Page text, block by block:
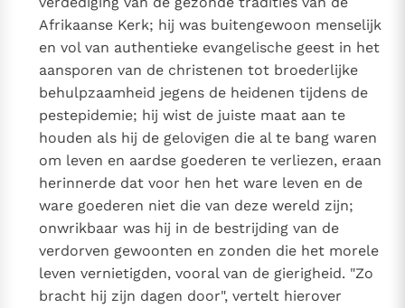
Afrikaanse Kerk; hij was buitengewoon menselijk
en vol van authentieke evangelische geest in het
aansporen van de christenen tot broederlijke
behulpzaamheid jegens de heidenen tijdens de
pestepidemie; hij wist de juiste maat aan te
houden als hij de gelovigen die al te bang waren
om leven en aardse goederen te verliezen, eraan
herinnerde dat voor hen het ware leven en de
ware goederen niet die van deze wereld zijn;
onwrikbaar was hij in de bestrijding van de
verdorven gewoonten en zonden die het morele
leven vernietigden, vooral van de gierigheid. "Zo
bracht hij zijn dagen door", vertelt hierover